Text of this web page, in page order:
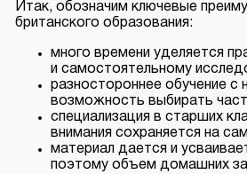
Итак, обозначим ключевые
британского образования:
много времени уделяется
и самостоятельному
разностороннее обучение с
возможность выбирать
специализация в старших
внимания сохраняется на
материал дается и
поэтому объем домашних